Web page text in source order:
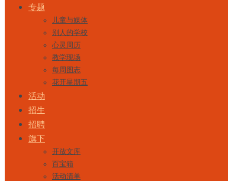
专题
儿童与媒体
别人的学校
心灵周历
教学现场
每周图志
花开星期五
活动
招生
招聘
旗下
开放文库
百宝箱
活动清单